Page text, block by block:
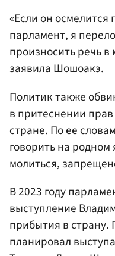
«Если он
парламент, я
произносить речь
заявила Шошоакэ.
Политик также
в притеснении
стране. По ее
говорить на
молиться,
В 2023 году
выступление
прибытия в страну.
планировал